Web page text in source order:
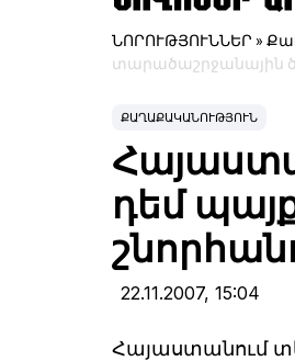
ՆՈՐՈՒԹՅՈՒՆՆԵՐ »
տարածաշրջանային
ՔԱՂԱՔԱԿԱՆՈՒԹՅՈՒՆ
դեմ
22.11.2007, 15:04
Հայաստանում